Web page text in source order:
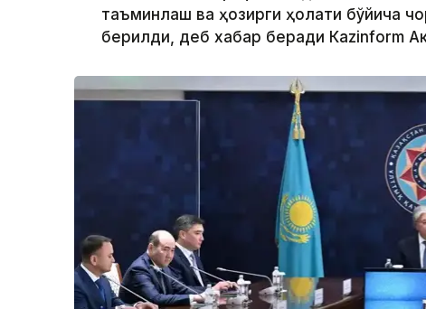
таъминлаш ва ҳозирги ҳолати бўйича
берилди, деб хабар беради Каzinform